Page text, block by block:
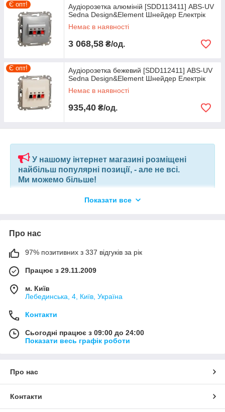
Є опт!
Аудіорозетка алюміній [SDD113411] ABS-UV
Sedna Design&Element Шнейдер Електрік
Немає в наявності
3 068,58 ₴/од.
Є опт!
Аудіорозетка бежевий [SDD112411] ABS-UV
Sedna Design&Element Шнейдер Електрік
Немає в наявності
935,40 ₴/од.
У нашому інтернет магазині розміщені
найбільш популярні позиції, - але не всі.
Ми можемо більше!
Якщо ви шукаєте конкретну позицію або заміну товару, який
вашим запитом, або аналоги інших виробників.
+380675038212(VIBER) | pm@elnik.shop
Ми не просто інтернет-магазин, а велика, оптова,
виробничих підприємств.
Показати все
Про нас
97% позитивних з 337 відгуків за рік
Працює з 29.11.2009
м. Київ
Лебединська, 4, Київ, Україна
Контакти
Сьогодні працює з 09:00 до 24:00
Показати весь графік роботи
Про нас
Контакти